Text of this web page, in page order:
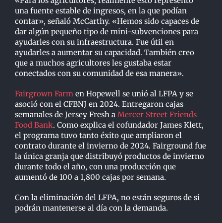
una fuente estable de ingresos, en la que podían
contar», señaló McCarthy. «Hemos sido capaces de
dar algún pequeño tipo de mini-subvenciones para
ayudarles con su infraestructura. Fue útil en
ayudarles a aumentar su capacidad. También creo
que a muchos agricultores les gustaba estar
conectados con su comunidad de esa manera».
Fairgrown Farm en Hopewell se unió al LFPA y se
asoció con el CFBNJ en 2024. Entregaron cajas
semanales de Jersey Fresh a Mercer Street Friends
Food Bank. Como explica el cofundador James Klett,
el programa tuvo tanto éxito que ampliaron el
contrato durante el invierno de 2024. Fairground fue
la única granja que distribuyó productos de invierno
durante todo el año, con una producción que
aumentó de 100 a 1,800 cajas por semana.
Con la eliminación del LFPA, no están seguros de si
podrán mantenerse al día con la demanda.